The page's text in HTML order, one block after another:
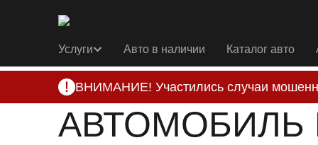
Услуги Авто в наличии Каталог авто
ВНИМАНИЕ! Участились случаи
Компания DSS Group принимает оплату
подозрениях, свяжитесь с нами по
АВТОМОБИЛЬ